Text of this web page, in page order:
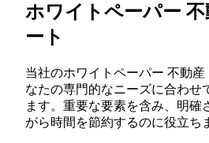
ホワイトペーパー
ート
当社のホワイトペーパー 不動
なたの専門的なニーズに合わせ
ます。重要な要素を含み、明確
がら時間を節約するのに役立ち